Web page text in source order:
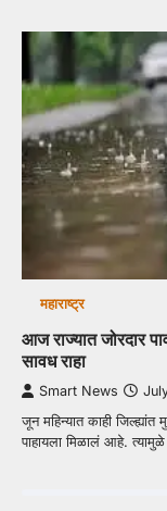
महाराष्ट्र
आज राज्यात जोरदार
सावध राहा
Smart News
जून महिन्यात काही
पाहायला मिळालं आहे. त्यामुळे